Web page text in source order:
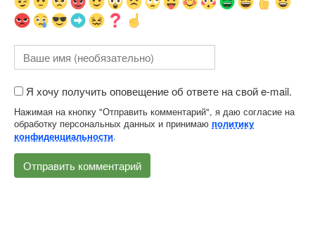
Я хочу получить оповещение об ответе на свой e-mail.
Нажимая на кнопку "Отправить комментарий", я даю согласие на
обработку персональных данных и принимаю политику
конфиденциальности.